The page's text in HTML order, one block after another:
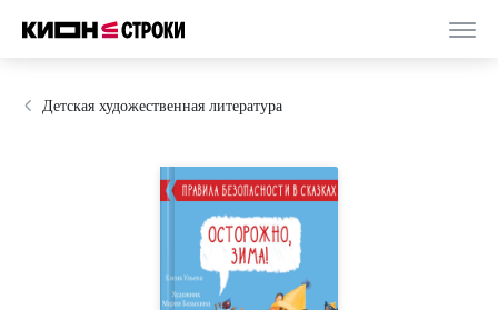
Детская художественная литература